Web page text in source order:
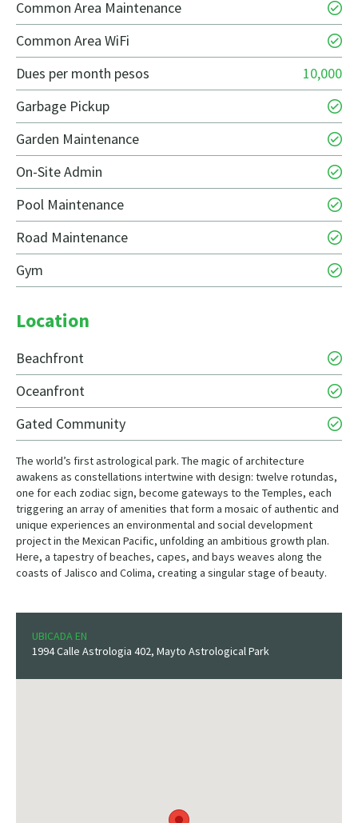
Common Area Maintenance
Common Area WiFi
Dues per month pesos
10,000
Garbage Pickup
Garden Maintenance
On-Site Admin
Pool Maintenance
Road Maintenance
Gym
Location
Beachfront
Oceanfront
Gated Community
The world’s first astrological park. The magic of architecture
awakens as constellations intertwine with design: twelve rotundas,
one for each zodiac sign, become gateways to the Temples, each
triggering an array of amenities that form a mosaic of authentic and
unique experiences an environmental and social development
project in the Mexican Pacific, unfolding an ambitious growth plan.
Here, a tapestry of beaches, capes, and bays weaves along the
coasts of Jalisco and Colima, creating a singular stage of beauty.
UBICADA EN
1994 Calle Astrologia 402, Mayto Astrological Park